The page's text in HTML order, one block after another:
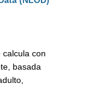
con
basada